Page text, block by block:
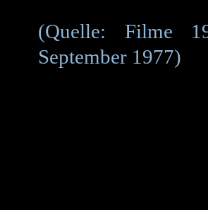
(Quelle: Filme
September 1977)